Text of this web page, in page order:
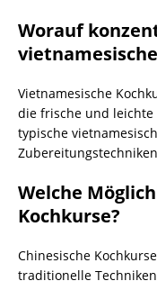
Worauf
Vietnamesische
die frische und leichte
typische
Welche
Kochkurse?
Chinesische
traditionelle